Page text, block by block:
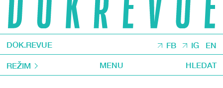
DOK.REVUE FB IG EN
REŽIM MENU HLEDAT